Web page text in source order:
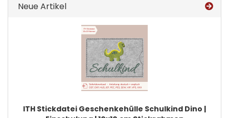
Neue Artikel
ITH Stickdatei Geschenkehülle Schulkind Dino |